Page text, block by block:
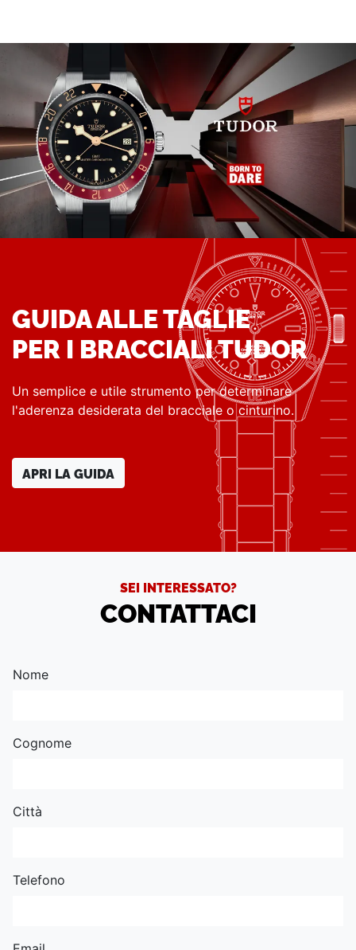
GUIDA ALLE TAGLIE
PER I BRACCIALI TUDOR
Un semplice e utile strumento per determinare
l'aderenza desiderata del bracciale o cinturino.
APRI LA GUIDA
SEI INTERESSATO?
CONTATTACI
Nome
Cognome
Città
Telefono